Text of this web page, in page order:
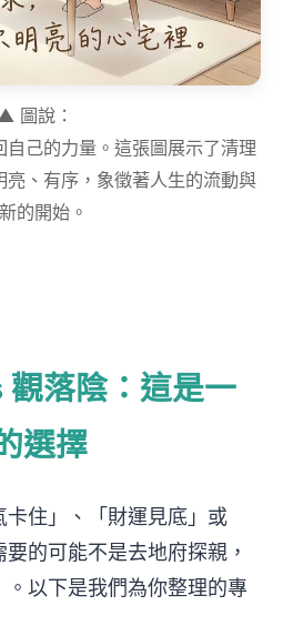
圖說：
己的力量。這張圖展示了清理
亮、有序，象徵著人生的流動與
的開始。
落陰：這是一
選擇
住」、「財運見底」或
要的可能不是去地府探親，
以下是我們為你整理的專